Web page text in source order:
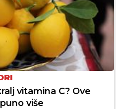
vitamina C? Ove
više